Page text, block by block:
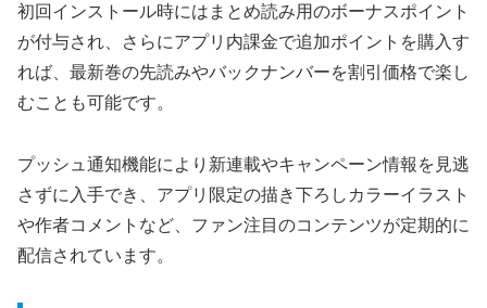
初回インストール時にはまとめ読み用のボーナスポイント
が付与され、さらにアプリ内課金で追加ポイントを購入す
れば、最新巻の先読みやバックナンバーを割引価格で楽し
むことも可能です。
プッシュ通知機能により新連載やキャンペーン情報を見逃
さずに入手でき、アプリ限定の描き下ろしカラーイラスト
や作者コメントなど、ファン注目のコンテンツが定期的に
配信されています。